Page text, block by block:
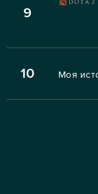
9
10 Моя